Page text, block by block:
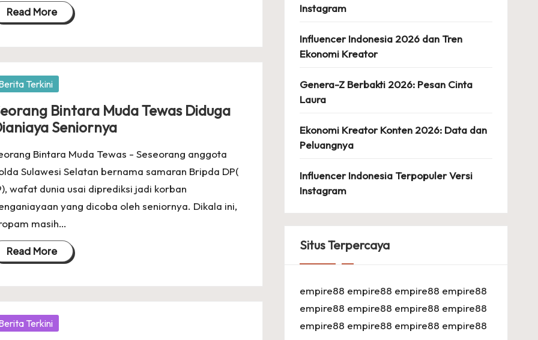
Read More
Terkini
Bintara Muda Tewas Diduga
Seniornya
Bintara Muda Tewas - Seseorang anggota
Sulawesi Selatan bernama samaran Bripda DP(
wafat dunia usai diprediksi jadi korban
yang dicoba oleh seniornya. Dikala ini,
masih…
Read More
Terkini
Instagram
Influencer Indonesia 2026 dan Tren
Ekonomi Kreator
Genera-Z Berbakti 2026: Pesan Cinta
Laura
Ekonomi Kreator Konten 2026: Data dan
Peluangnya
Influencer Indonesia Terpopuler Versi
Instagram
Situs Terpercaya
empire88 empire88 empire88 empire88
empire88 empire88 empire88 empire88
empire88 empire88 empire88 empire88